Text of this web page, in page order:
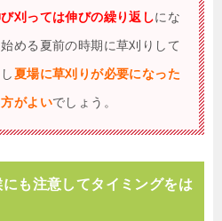
刈っては伸びの繰り返しにな
める夏前の時期に草刈りして
夏場に草刈りが必要になった
がよいでしょう。
も注意してタイミングをは